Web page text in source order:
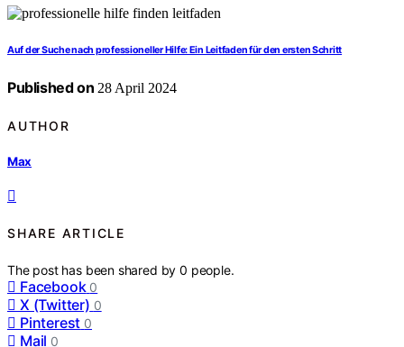
Auf der Suche nach professioneller Hilfe: Ein Leitfaden für den ersten Schritt
Published on 28 April 2024
AUTHOR
Max
SHARE ARTICLE
The post has been shared by0 people.
Facebook 0
X (Twitter) 0
Pinterest 0
Mail 0